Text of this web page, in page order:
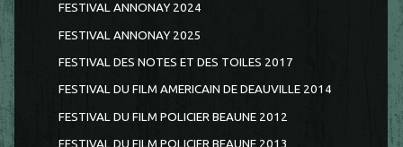
FESTIVAL ANNONAY 2024
FESTIVAL ANNONAY 2025
FESTIVAL DES NOTES ET DES TOILES 2017
FESTIVAL DU FILM AMERICAIN DE DEAUVILLE 2014
FESTIVAL DU FILM POLICIER BEAUNE 2012
FESTIVAL DU FILM POLICIER BEAUNE 2013